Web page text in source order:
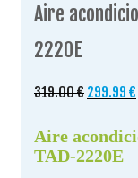
Aire
2220E
319.00€ El
original
era:
299.99 €
Aire
TAD-2220E